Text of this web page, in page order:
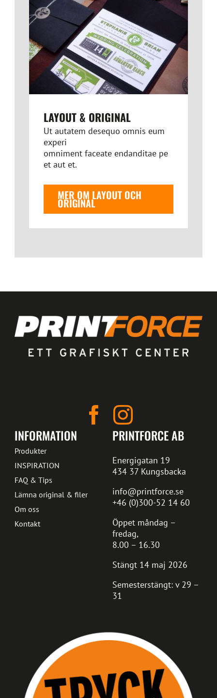
LAYOUT & ORIGINAL
Ut autatem desequo omnis eum
experi
omniment faceate endanditae pe
et aut et.
MER OM LAYOUT OCH
ORIGINAL
PRINTFORCE AB
Energigatan 19
434 37 Kungsbacka
info@printforce.se
+46 (0)300-52 14 60
Öppet måndag –
fredag,
8.00 – 16.30
Stängt 14 maj 2026
Semesterstängt: v 29 –
31
INFORMATION
Produkter
INSPIRATION
FAQ & Tips
Lämna original & filer
Om oss
Kontakt